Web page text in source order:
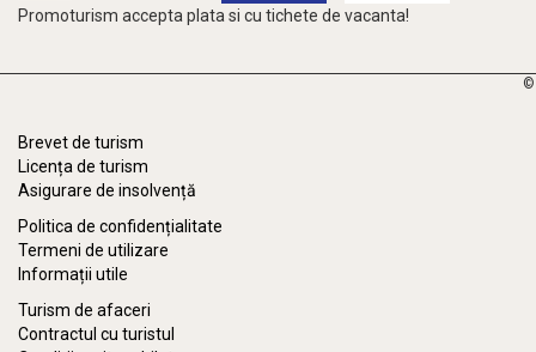
Promoturism accepta plata si cu tichete de vacanta!
©
Brevet de turism
Licența de turism
Asigurare de insolvență
Politica de confidențialitate
Termeni de utilizare
Informații utile
Turism de afaceri
Contractul cu turistul